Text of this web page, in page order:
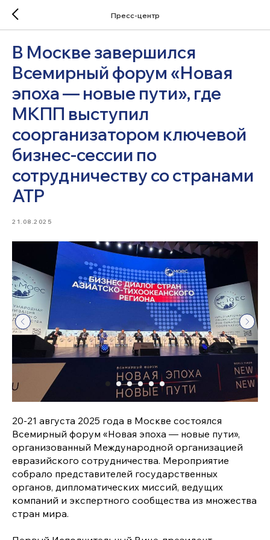
Пресс-центр
В Москве завершился
Всемирный форум «Новая
эпоха — новые пути», где
МКПП выступил
соорганизатором ключевой
бизнес-сессии по
сотрудничеству со странами
АТР
21.08.2025
20-21 августа 2025 года в Москве состоялся
Всемирный форум «Новая эпоха — новые пути»,
организованный Международной организацией
евразийского сотрудничества. Мероприятие
собрало представителей государственных
органов, дипломатических миссий, ведущих
компаний и экспертного сообщества из множества
стран мира.